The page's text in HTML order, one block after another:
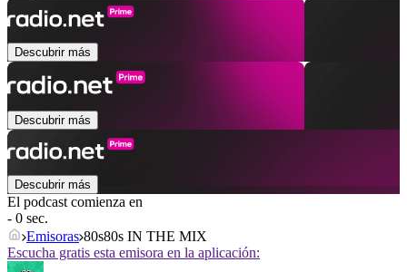
Descubrir más
Descubrir más
Descubrir más
El podcast comienza en
- 0 sec.
Emisoras 80s80s IN THE MIX
Escucha gratis esta emisora en la aplicación: